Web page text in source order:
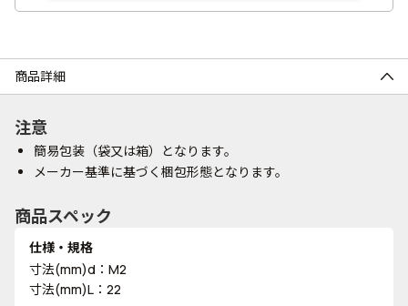
商品詳細
注意
簡易包装（袋又は箱）となります。
メーカー基準に基づく梱包形態となります。
商品スペック
仕様・規格
寸法(mm)d：M2
寸法(mm)L：22